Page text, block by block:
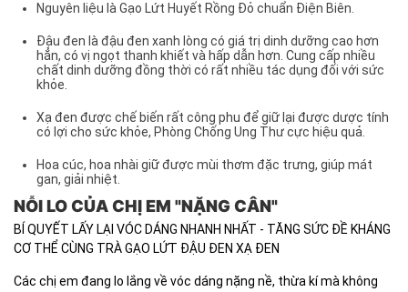
Nguyên liệu là Gạo Lứt Huyết Rồng Đỏ chuẩn Điện Biên.
Đậu đen là đậu đen xanh lòng có giá trị dinh dưỡng cao hơn
hẳn, có vị ngọt thanh khiết và hấp dẫn hơn. Cung cấp nhiều
chất dinh dưỡng đồng thời có rất nhiều tác dụng đối với sức
khỏe.
Xạ đen được chế biến rất công phu để giữ lại được dược tính
có lợi cho sức khỏe, Phòng Chống Ung Thư cực hiệu quả.
Hoa cúc, hoa nhài giữ được mùi thơm đặc trưng, giúp mát
gan, giải nhiệt.
NỖI LO CỦA CHỊ EM "NẶNG CÂN"
BÍ QUYẾT LẤY LẠI VÓC DÁNG NHANH NHẤT - TĂNG SỨC ĐỀ KHÁNG
CƠ THỂ CÙNG TRÀ GẠO LỨT ĐẬU ĐEN XẠ ĐEN
Các chị em đang lo lắng về vóc dáng nặng nề, thừa kí mà không